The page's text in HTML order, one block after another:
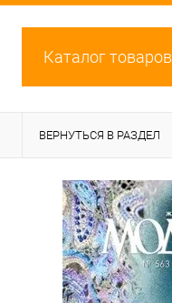
Каталог товаров
ВЕРНУТЬСЯ В РАЗДЕЛ